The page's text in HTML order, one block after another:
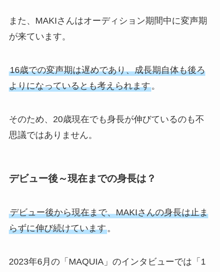
また、MAKIさんはオーディション期間中に変声期
が来ています。
16歳での変声期は遅めであり、成長期自体も後ろ
よりになっているとも考えられます。
そのため、20歳現在でも身長が伸びているのも不
思議ではありません。
デビュー後～現在までの身長は？
デビュー後から現在まで、MAKIさんの身長は止ま
らずに伸び続けています。
2023年6月の「MAQUIA」のインタビューでは「1